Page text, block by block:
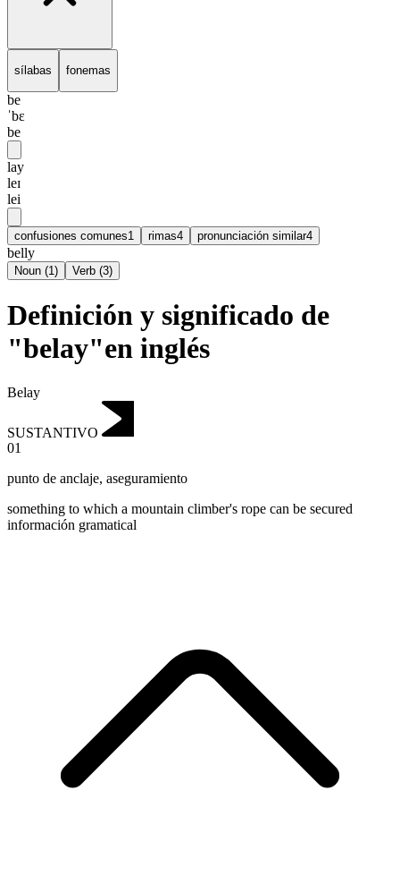
sílabas fonemas
be
ˈbɛ
be
lay
leɪ
lei
confusiones comunes1 rimas4 pronunciación similar4
belly
Noun (1) Verb (3)
Definición y significado de
"belay"en inglés
Belay
SUSTANTIVO
01
punto de anclaje, aseguramiento
something to which a mountain climber's rope can be secured
información gramatical